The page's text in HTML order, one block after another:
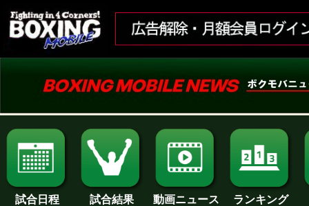
試合日程 試合結果 動画ニュース ランキング